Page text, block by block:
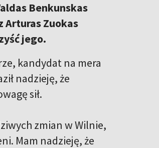
Benkunskas
Arturas Zuokas
jego.
kandydat na mera
nadzieję, że
sił.
zmian w Wilnie,
Mam nadzieję, że